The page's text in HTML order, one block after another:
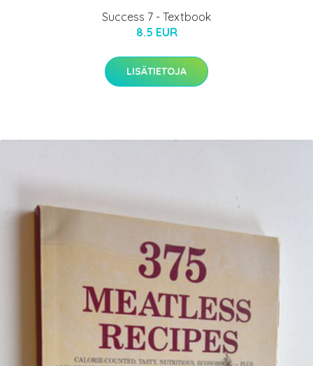
Success 7 - Textbook
8.5 EUR
LISÄTIETOJA